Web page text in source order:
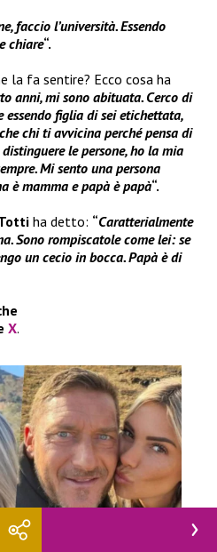
faccio l’università. Essendo
chiare“.
la fa sentire? Ecco cosa ha
anni, mi sono abituata. Cerco di
essendo figlia di sei etichettata,
chi ti avvicina perché pensa di
le persone, ho la mia
Mi sento una persona
è mamma e papà è papà“.
ha detto: “Caratterialmente
Sono rompiscatole come lei: se
un cecio in bocca. Papà è di
X.